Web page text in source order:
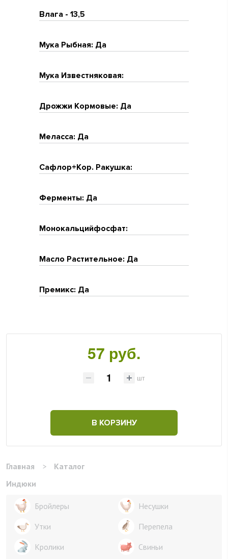
Влага - 13,5
Мука Рыбная: Да
Мука Известняковая:
Дрожжи Кормовые: Да
Меласса: Да
Сафлор+Кор. Ракушка:
Ферменты: Да
Монокальцийфосфат:
Масло Растительное: Да
Премикс: Да
57 руб.
шт
В КОРЗИНУ
Главная >
Каталог
Индюки
Бройлеры
Несушки
Утки
Перепела
Кролики
Свиньи